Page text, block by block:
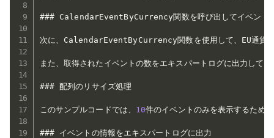
### CalendarEventByCurrency関数を呼び出してイベント
次に、CalendarEventByCurrency関数を使用して、EU通貨（
また、取得されたイベントの数をエキスパートログに出力してい
### 配列のリサイズ処理
このサンプルコードでは、 10件のイベントのみを表示するため
### イベントの情報をエキスパートログに出力